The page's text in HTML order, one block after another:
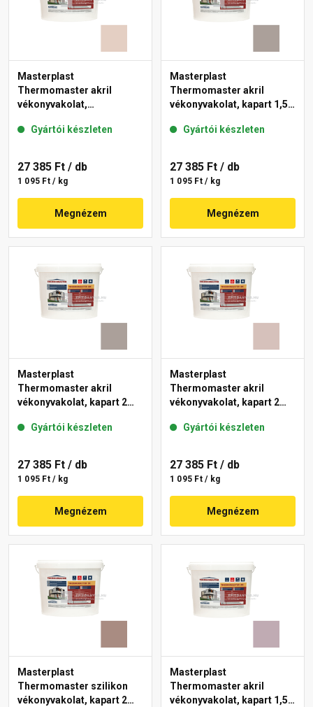
Masterplast
Thermomaster akril
vékonyvakolat,
44-E 25 kg
Gyártói készleten
27 385 Ft / db
1 095 Ft / kg
Megnézem
Masterplast
Thermomaster akril
vékonyvakolat, kapart 1,5
Gyártói készleten
27 385 Ft / db
1 095 Ft / kg
Megnézem
Masterplast
Thermomaster akril
vékonyvakolat, kapart 2
Gyártói készleten
27 385 Ft / db
1 095 Ft / kg
Megnézem
Masterplast
Thermomaster akril
vékonyvakolat, kapart 2
Gyártói készleten
27 385 Ft / db
1 095 Ft / kg
Megnézem
Masterplast
Thermomaster szilikon
vékonyvakolat, kapart 2
Masterplast
Thermomaster akril
vékonyvakolat, kapart 1,5